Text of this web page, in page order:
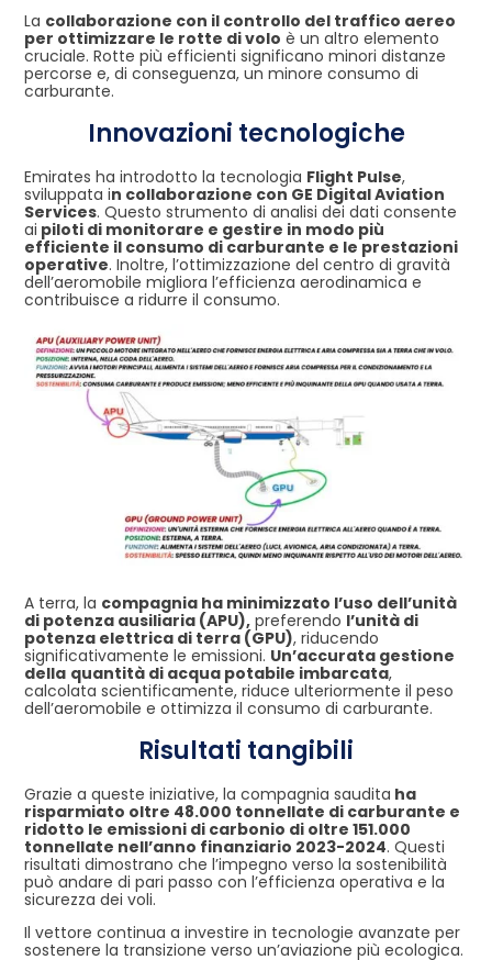
La collaborazione con il controllo del traffico aereo
per ottimizzare le rotte di volo è un altro elemento
cruciale. Rotte più efficienti significano minori distanze
percorse e, di conseguenza, un minore consumo di
carburante.
Innovazioni tecnologiche
Emirates ha introdotto la tecnologia Flight Pulse,
sviluppata in collaborazione con GE Digital Aviation
Services. Questo strumento di analisi dei dati consente
ai piloti di monitorare e gestire in modo più
efficiente il consumo di carburante e le prestazioni
operative. Inoltre, l’ottimizzazione del centro di gravità
dell’aeromobile migliora l’efficienza aerodinamica e
contribuisce a ridurre il consumo.
A terra, la compagnia ha minimizzato l’uso dell’unità
di potenza ausiliaria (APU), preferendo l’unità di
potenza elettrica di terra (GPU), riducendo
significativamente le emissioni. Un’accurata gestione
della quantità di acqua potabile imbarcata,
calcolata scientificamente, riduce ulteriormente il peso
dell’aeromobile e ottimizza il consumo di carburante.
Risultati tangibili
Grazie a queste iniziative, la compagnia saudita ha
risparmiato oltre 48.000 tonnellate di carburante e
ridotto le emissioni di carbonio di oltre 151.000
tonnellate nell’anno finanziario 2023-2024. Questi
risultati dimostrano che l’impegno verso la sostenibilità
può andare di pari passo con l’efficienza operativa e la
sicurezza dei voli.
Il vettore continua a investire in tecnologie avanzate per
sostenere la transizione verso un’aviazione più ecologica.